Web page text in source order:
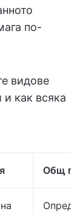
по-
видове
и как всяка
Общ